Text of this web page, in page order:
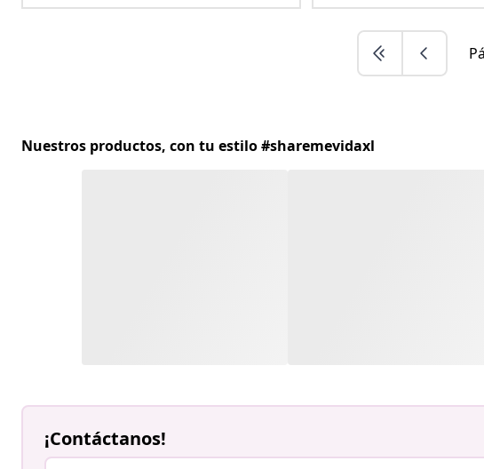
Nuestros productos, con tu estilo #sharemevidaxl
¡Contáctanos!